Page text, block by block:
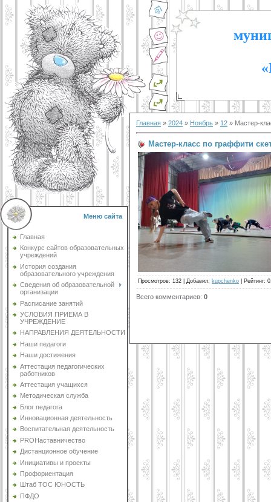
Меню сайта
Главная
Конкурс сайтов образовательных
учреждений
История создания
образовательного учреждения
Сведения об образовательной
организации
Расписание занятий
УСЛОВИЯ ПРИЕМА В
УЧРЕЖДЕНИЕ
НАПРАВЛЕНИЯ ДЕЯТЕЛЬНОСТИ
Наши педагоги
Наши достижения
Аттестация педагогических
работников
Аттестация учащихся
Методическая служба
Блог педагога
Инновационная деятельность
Воспитательная деятельность
PROНаставничество
Дистанционное обучение
Инициативы и проекты
Профориентация
Штаб ТОС ЮНОСТЬ
ПФДО
Главная » 2024 » Ноябрь » 12 » Мастер-
Мастер-класс по граффити
Просмотров: 132 Добавил: kupchenko Рейтинг:
Всего комментариев: 0